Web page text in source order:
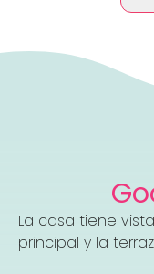
La casa tiene
principal y la